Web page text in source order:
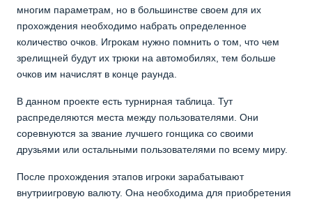
многим параметрам, но в большинстве своем для их
прохождения необходимо набрать определенное
количество очков. Игрокам нужно помнить о том, что чем
зрелищней будут их трюки на автомобилях, тем больше
очков им начислят в конце раунда.
В данном проекте есть турнирная таблица. Тут
распределяются места между пользователями. Они
соревнуются за звание лучшего гонщика со своими
друзьями или остальными пользователями по всему миру.
После прохождения этапов игроки зарабатывают
внутриигровую валюту. Она необходима для приобретения